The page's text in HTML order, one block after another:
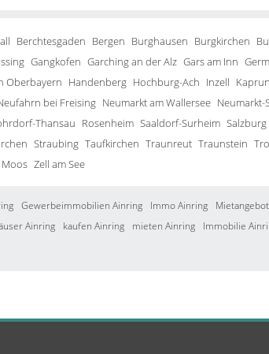
Berchtesgaden Bergen Burghausen Burgkirchen
Gangkofen Garching an der Alz Gars am Inn
Oberbayern Handenberg Hochburg-Ach Inzell Kaprun
bei Freising Neumarkt am Wallersee Neumarkt-
Thansau Rosenheim Saaldorf-Surheim Salzburg
Straubing Taufkirchen Traunreut Traunstein
Moos Zell am See
Gewerbeimmobilien Ainring Immo Ainring
Ainring kaufen Ainring mieten Ainring Immobilie